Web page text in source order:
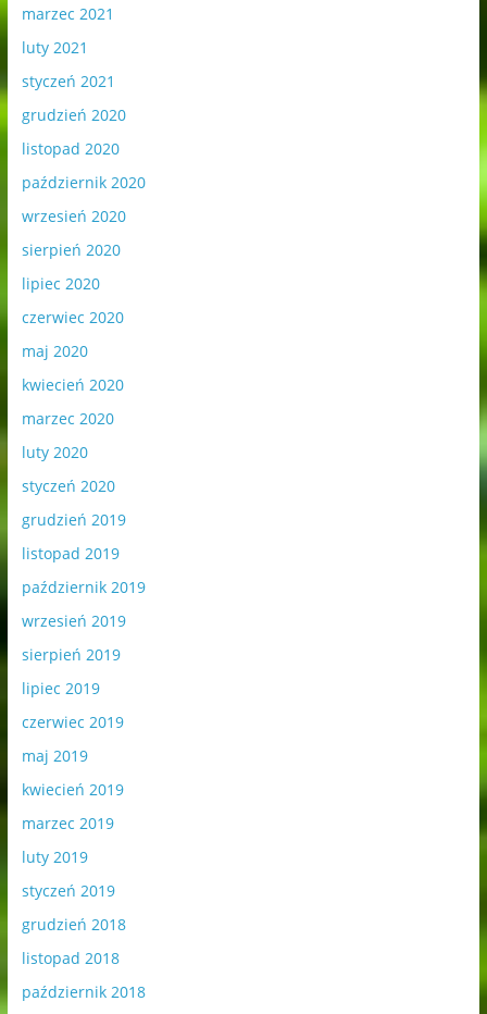
marzec 2021
luty 2021
styczeń 2021
grudzień 2020
listopad 2020
październik 2020
wrzesień 2020
sierpień 2020
lipiec 2020
czerwiec 2020
maj 2020
kwiecień 2020
marzec 2020
luty 2020
styczeń 2020
grudzień 2019
listopad 2019
październik 2019
wrzesień 2019
sierpień 2019
lipiec 2019
czerwiec 2019
maj 2019
kwiecień 2019
marzec 2019
luty 2019
styczeń 2019
grudzień 2018
listopad 2018
październik 2018